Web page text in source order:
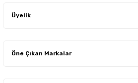
Üyelik
Öne Çıkan Markalar